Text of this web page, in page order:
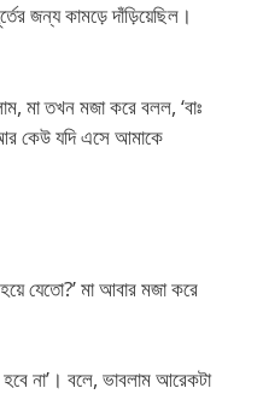
জন্য কামড়ে দাঁড়িয়েছিল।
মা তখন মজা করে বলল, ‘বাঃ
কেউ যদি এসে আমাকে
যেতো?’ মা আবার মজা করে
না’। বলে, ভাবলাম আরেকটা